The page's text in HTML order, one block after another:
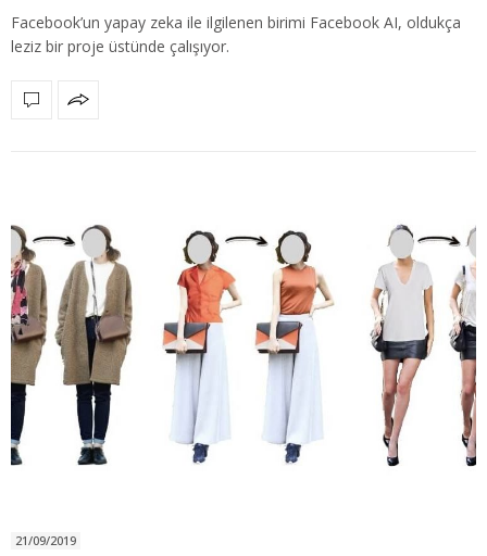
Facebook’un yapay zeka ile ilgilenen birimi Facebook AI, oldukça
leziz bir proje üstünde çalışıyor.
21/09/2019